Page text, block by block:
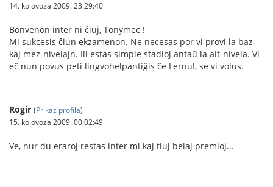
14. kolovoza 2009. 23:29:40
Bonvenon inter ni ĉiuj, Tonymec !
Mi sukcesis ĉiun ekzamenon. Ne necesas por vi provi la baz-
kaj mez-nivelajn. Ili estas simple stadioj antaŭ la alt-nivela. Vi
eĉ nun povus peti lingvohelpantiĝis ĉe Lernu!, se vi volus.
Rogir (Prikaz profila)
15. kolovoza 2009. 00:02:49
Ve, nur du eraroj restas inter mi kaj tiuj belaj premioj...